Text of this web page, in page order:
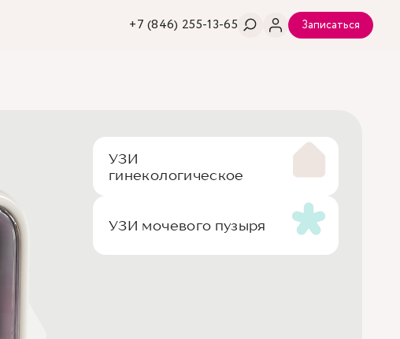
+7 (846) 255-13-65 Записаться
УЗИ
гинекологическое
УЗИ мочевого пузыря